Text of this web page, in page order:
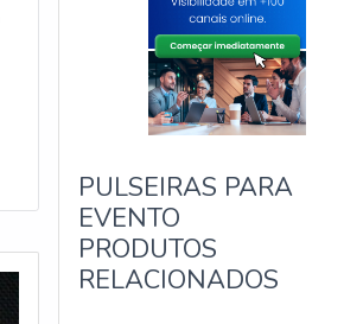
PULSEIRAS PARA
EVENTO
PRODUTOS
RELACIONADOS